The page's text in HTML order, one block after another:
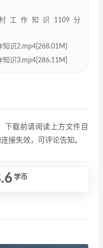
工作知识1109分
识2.mp4[268.01M]
识3.mp4[286.11M]
下载前请阅读上方文件目
接失效，可评论告知。
学币